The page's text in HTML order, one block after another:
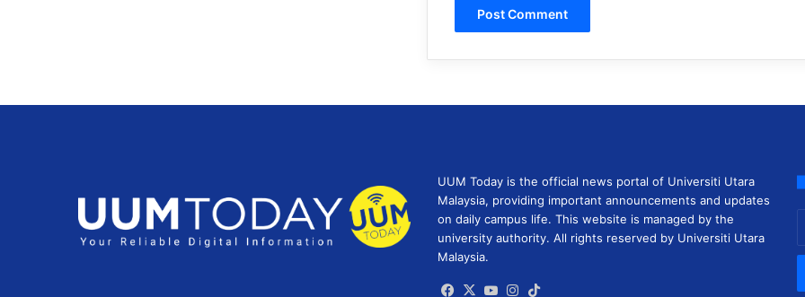
UUM Today is the official news portal of Universiti Utara
Malaysia, providing important announcements and updates
on daily campus life. This website is managed by the
university authority. All rights reserved by Universiti Utara
Malaysia.
Facebook
X YouTubeInstagram